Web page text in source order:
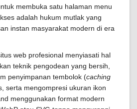
membuka satu halaman menu
adalah hukum mutlak yang
instan masyarakat modern di era
web profesional menyiasati hal
teknik pengodean yang bersih,
penyimpanan tembolok (caching
serta mengompresi ukuran ikon
menggunakan format modern